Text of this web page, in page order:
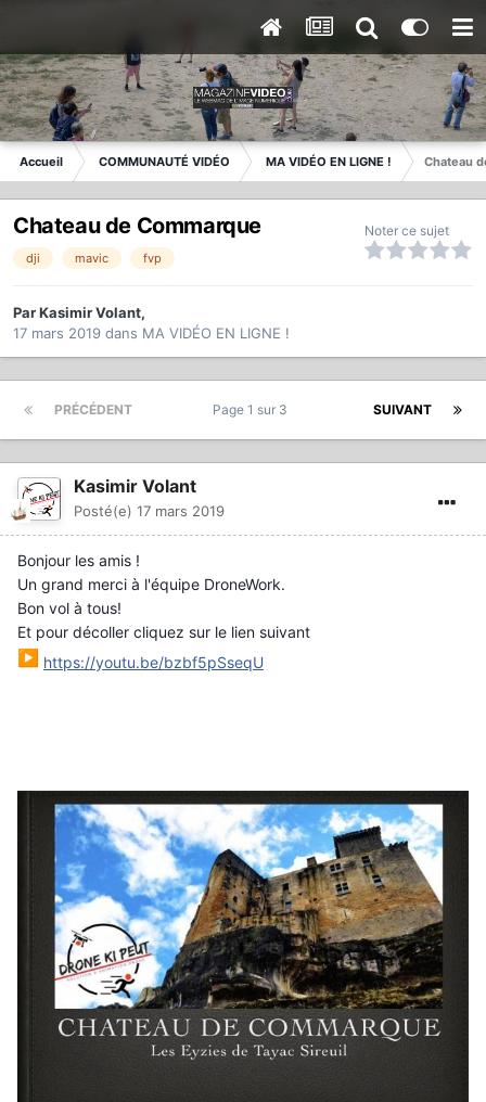
Accueil COMMUNAUTÉ VIDÉO MA VIDÉO EN LIGNE ! Chateau
Chateau de Commarque
dji mavic fvp
Noter ce sujet
ParKasimir Volant,
17 mars 2019 dans MA VIDÉO EN LIGNE !
PRÉCÉDENT SUIVANT
Page 1 sur 3
Kasimir Volant
Posté(e) 17 mars 2019
Bonjour les amis !
Un grand merci à l'équipe DroneWork.
Bon vol à tous!
Et pour décoller cliquez sur le lien suivant
▶️ https://youtu.be/bzbf5pSseqU